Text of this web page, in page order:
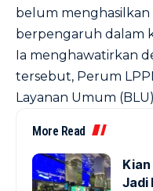
belum menghasilkan
berpengaruh dalam
Ia menghawatirkan
tersebut, Perum
Layanan Umum
More Read
Jadi